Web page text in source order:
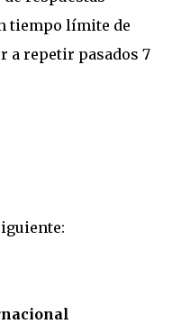
tiempo límite de
a repetir pasados 7